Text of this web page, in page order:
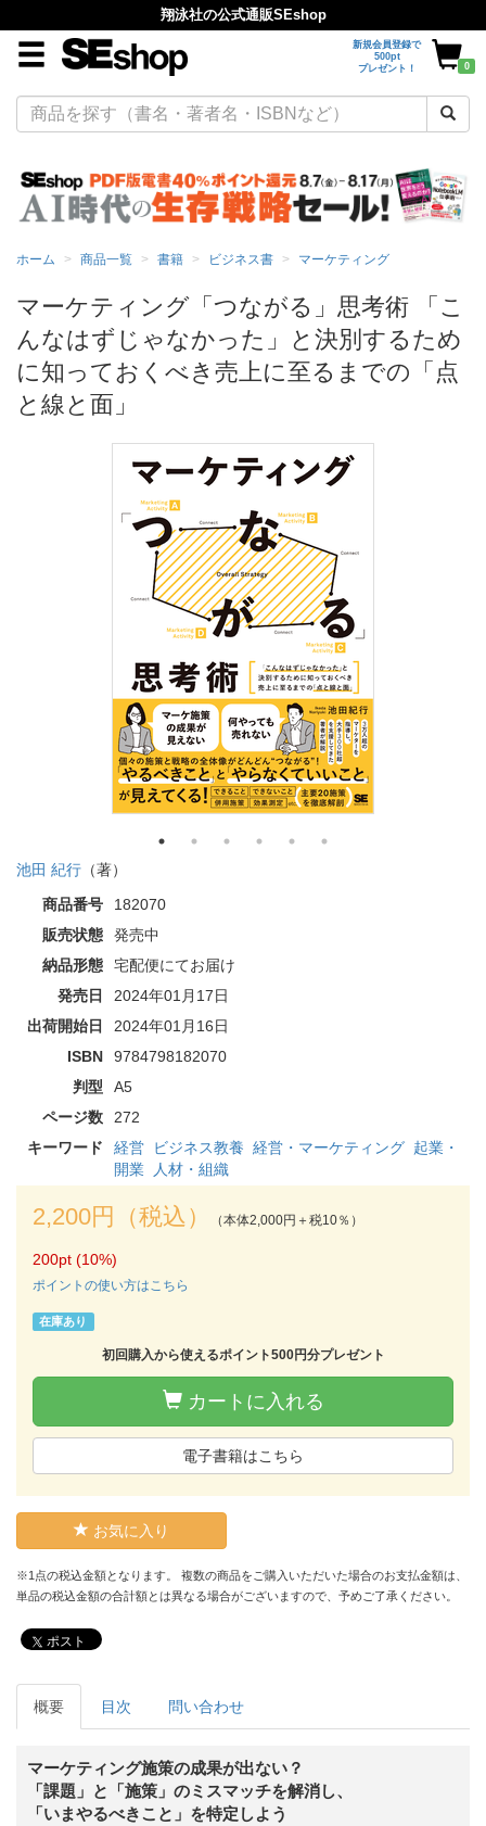
翔泳社の公式通販SEshop
新規会員登録で
500pt
プレゼント！
0
ホーム 商品一覧 書籍 ビジネス書 マーケティング
マーケティング「つながる」思考術 「こ
んなはずじゃなかった」と決別するため
に知っておくべき売上に至るまでの「点
と線と面」
池田 紀行 （著）
商品番号
182070
販売状態
発売中
納品形態
宅配便にてお届け
発売日
2024年01月17日
出荷開始日
2024年01月16日
ISBN
9784798182070
判型
A5
ページ数
272
キーワード
経営 ビジネス教養 経営・マーケティング 起業・
開業
人材・組織
2,200円（税込） （本体2,000円＋税10％）
200pt (10%)
ポイントの使い方はこちら
在庫あり
初回購入から使えるポイント500円分プレゼント
カートに入れる
電子書籍はこちら
お気に入り
※1点の税込金額となります。 複数の商品をご購入いただいた場合のお支払金額は、
単品の税込金額の合計額とは異なる場合がございますので、予めご了承ください。
ポスト
概要 目次 問い合わせ
マーケティング施策の成果が出ない？
「課題」と「施策」のミスマッチを解消し、
「いまやるべきこと」を特定しよう